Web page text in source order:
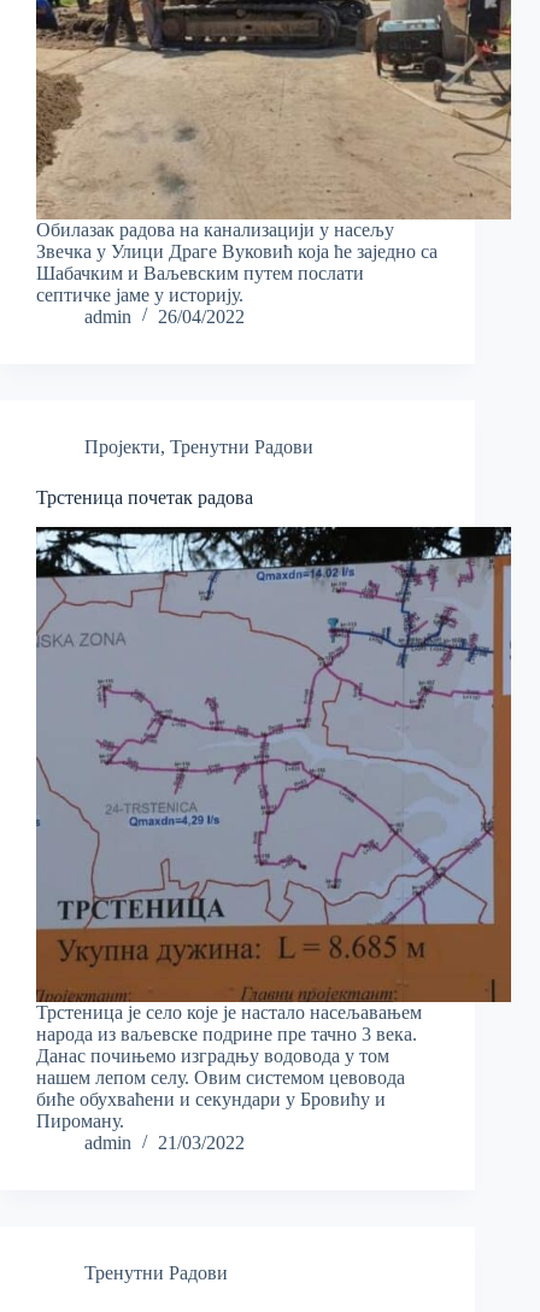
Обилазак радова на канализацији у насељу
Звечка у Улици Драге Вуковић која ће заједно са
Шабачким и Ваљевским путем послати
септичке јаме у историју.
admin
26/04/2022
Пројекти, Тренутни Радови
Трстеница почетак радова
Трстеница је село које је настало насељавањем
народа из ваљевске подрине пре тачно 3 века.
Данас почињемо изградњу водовода у том
нашем лепом селу. Овим системом цевовода
биће обухваћени и секундари у Бровићу и
Пироману.
admin
21/03/2022
Тренутни Радови